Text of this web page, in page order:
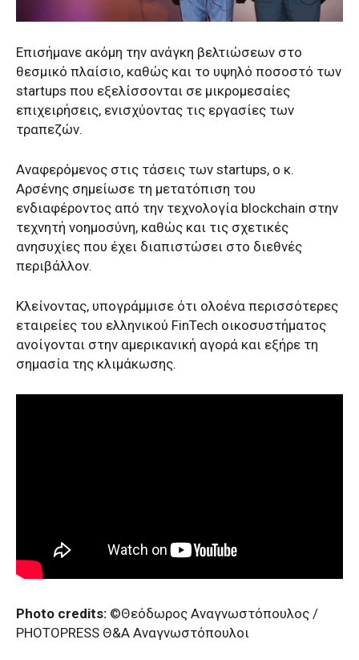
Επισήμανε ακόμη την ανάγκη βελτιώσεων στο
θεσμικό πλαίσιο, καθώς και το υψηλό ποσοστό των
startups που εξελίσσονται σε μικρομεσαίες
επιχειρήσεις, ενισχύοντας τις εργασίες των
τραπεζών.
Αναφερόμενος στις τάσεις των startups, ο κ.
Αρσένης σημείωσε τη μετατόπιση του
ενδιαφέροντος από την τεχνολογία blockchain στην
τεχνητή νοημοσύνη, καθώς και τις σχετικές
ανησυχίες που έχει διαπιστώσει στο διεθνές
περιβάλλον.
Κλείνοντας, υπογράμμισε ότι ολοένα περισσότερες
εταιρείες του ελληνικού FinTech οικοσυστήματος
ανοίγονται στην αμερικανική αγορά και εξήρε τη
σημασία της κλιμάκωσης.
Photo credits: ©Θεόδωρος Αναγνωστόπουλος /
PHOTOPRESS Θ&Α Αναγνωστόπουλοι